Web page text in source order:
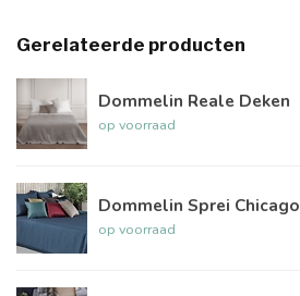
Gerelateerde producten
Dommelin Reale Deken
op voorraad
Dommelin Sprei Chicago
op voorraad